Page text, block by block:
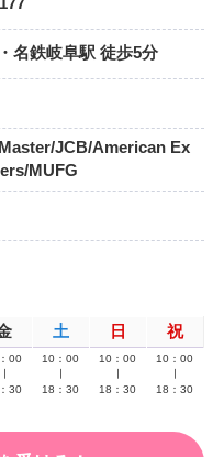
名鉄岐阜駅 徒歩5分
JCB/American Ex
MUFG
土 日 祝
00
30
10：00
18：30
10：00
18：30
10：00
18：30